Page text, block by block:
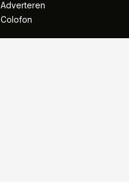
Adverteren
Colofon